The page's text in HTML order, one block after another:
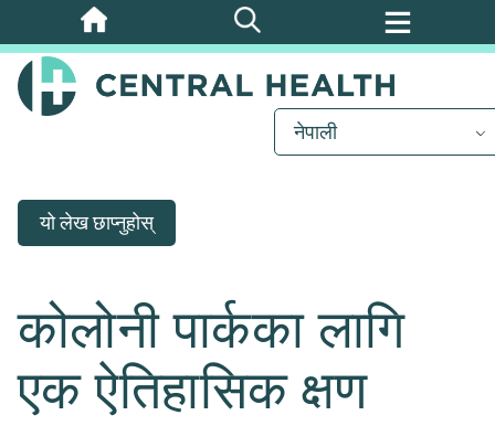
मुख्य
सामग्रीमा
जानुहोस्
नेपाली
यो लेख छाप्नुहोस्
कोलोनी पार्कका लागि
एक ऐतिहासिक क्षण